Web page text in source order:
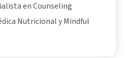
en Counseling
Nutricional y Mindful